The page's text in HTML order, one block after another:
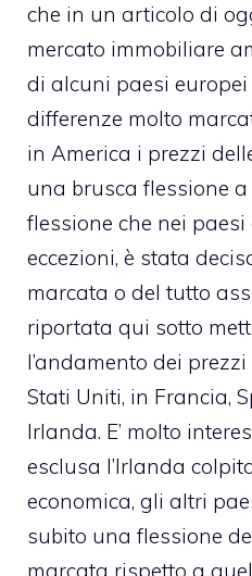
che in un articolo di
mercato immobiliare
di alcuni paesi
differenze molto
in America i prezzi
una brusca flessione
flessione che nei
eccezioni, è stata
marcata o del tutto
riportata qui sotto
l’andamento dei
Stati Uniti, in Francia,
Irlanda. E’ molto
esclusa l’Irlanda
economica, gli altri
subito una flessione
marcata rispetto a